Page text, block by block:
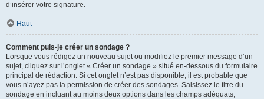
d’insérer votre signature.
Haut
Comment puis-je créer un sondage ?
Lorsque vous rédigez un nouveau sujet ou modifiez le premier message d’un
sujet, cliquez sur l’onglet « Créer un sondage » situé en-dessous du formulaire
principal de rédaction. Si cet onglet n’est pas disponible, il est probable que
vous n’ayez pas la permission de créer des sondages. Saisissez le titre du
sondage en incluant au moins deux options dans les champs adéquats,